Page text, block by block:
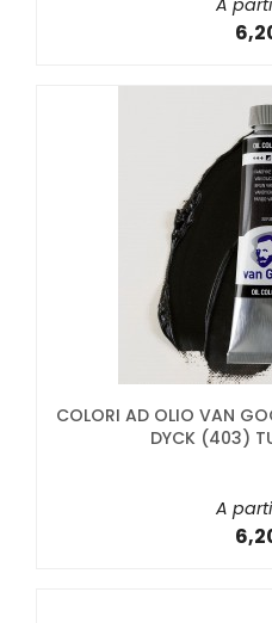
A
COLORI AD OLIO VAN
DYCK (403)
A